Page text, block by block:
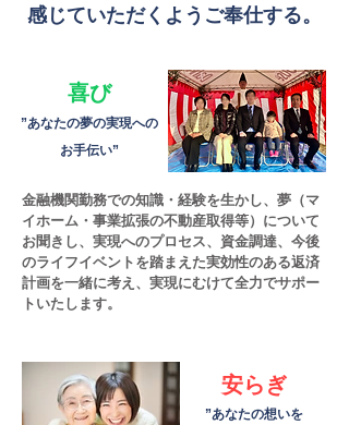
感じていただくようご奉仕する。
喜び
​”あなたの夢の実現への
お手伝い”
金融機関勤務での知識・経験を生かし、夢（マ
イホーム・事業拡張の不動産取得等）について
お聞きし、実現へのプロセス、資金調達、今後
のライフイベントを踏まえた実効性のある返済
計画を一緒に考え、実現にむけて全力でサポー
トいたします。
安らぎ
​”あなたの想いを